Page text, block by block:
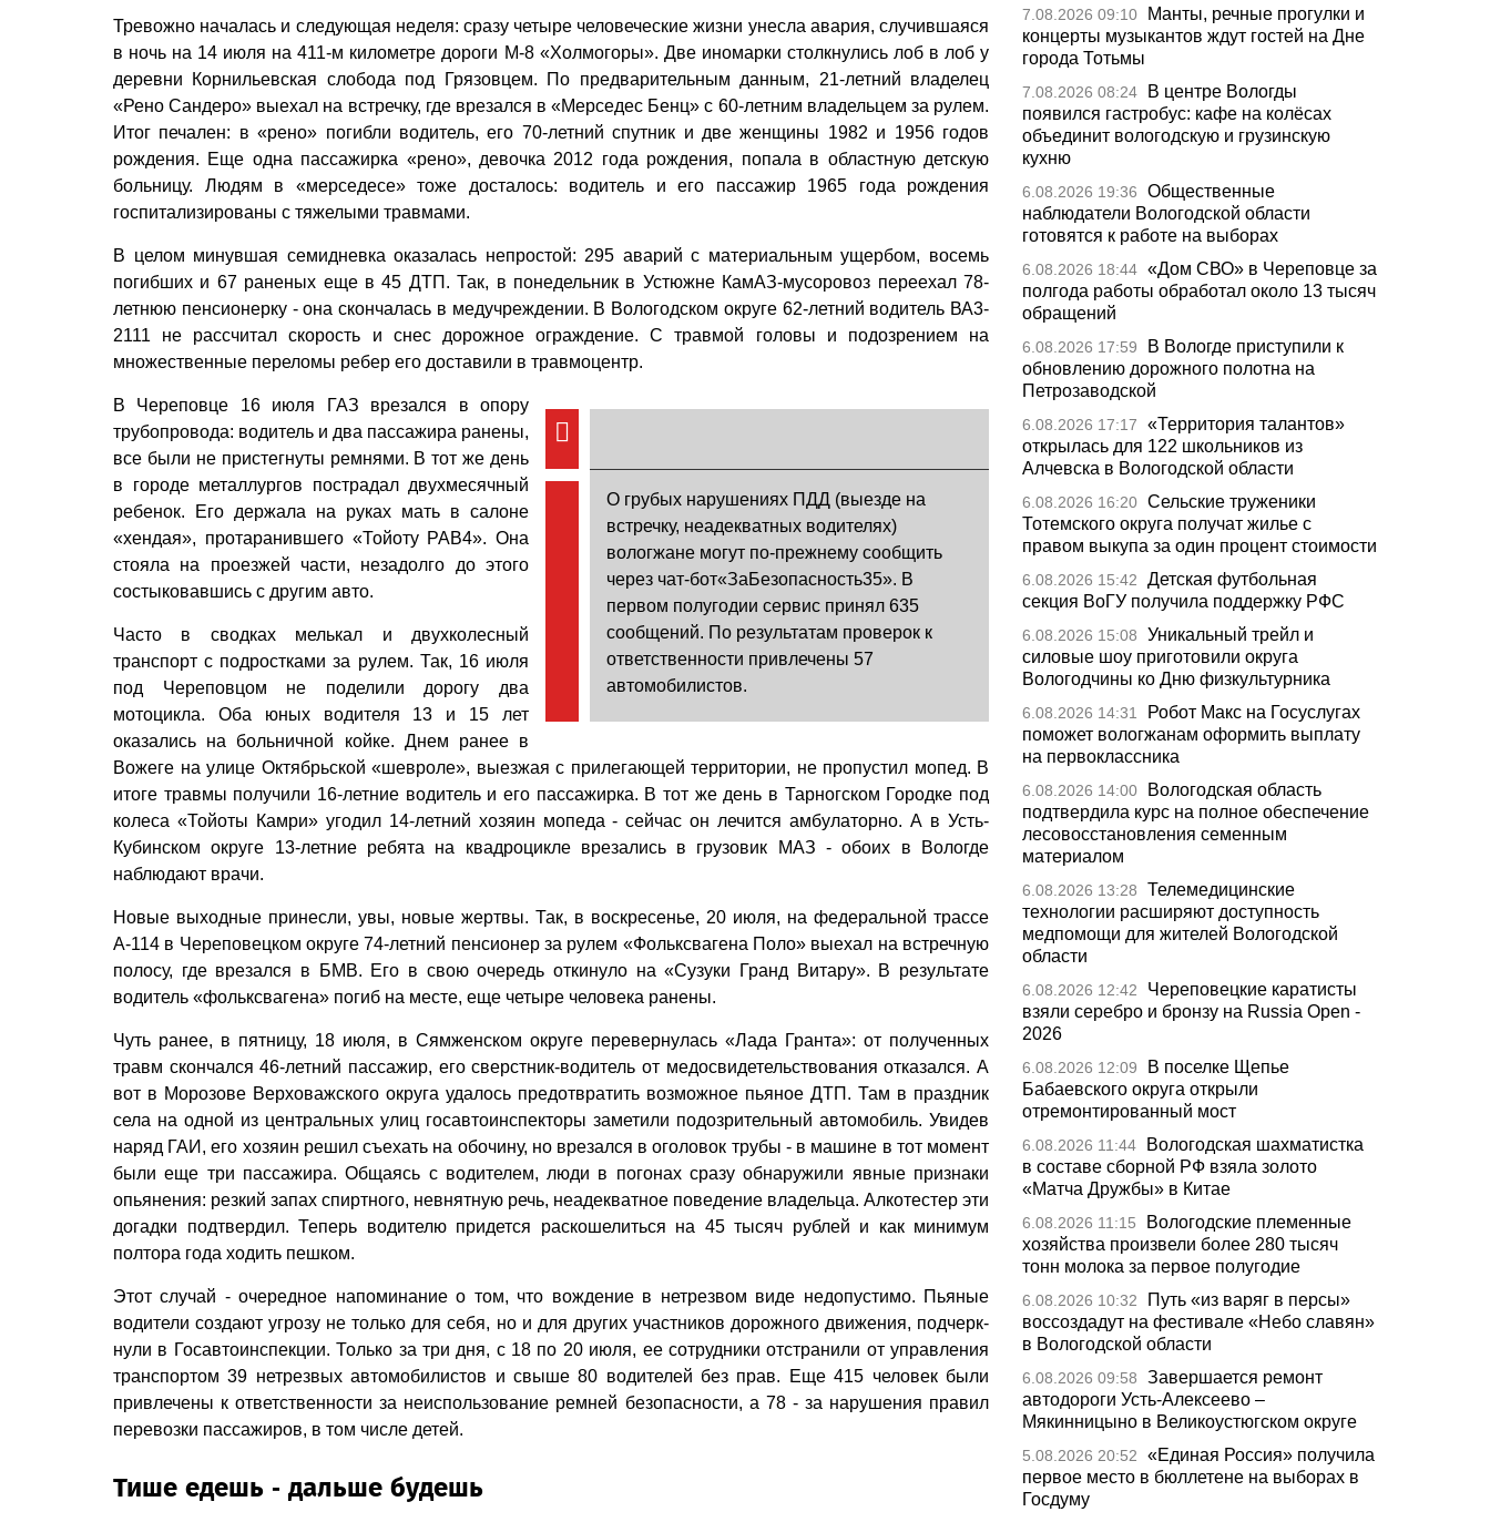
Тревожно началась и следующая неделя: сразу четыре человеческие жизни унесла авария, случившаяся
в ночь на 14 июля на 411-м километре дороги М-8 «Холмогоры». Две иномарки столк­нулись лоб в лоб у
деревни Корнильевская слобода под Грязовцем. По предварительным данным, 21-летний владелец
«Рено Сандеро» выехал на встречку, где врезался в «Мерседес Бенц» с 60-летним владельцем за рулем.
Итог печален: в «рено» погибли водитель, его 70-летний спутник и две женщины 1982 и 1956 годов
рождения. Еще одна пассажирка «рено», девочка 2012 года рождения, попала в областную детскую
больницу. Людям в «мерседесе» тоже досталось: водитель и его пассажир 1965 года рождения
госпитализированы с тяжелыми травмами.
В целом минувшая семидневка оказалась непростой: 295 аварий с материальным ущербом, восемь
погибших и 67 раненых еще в 45 ДТП. Так, в понедельник в Устюжне КамАЗ-мусоровоз переехал 78-
летнюю пенсионерку - она скончалась в медучреждении. В Вологодском округе 62-летний водитель ВА3-
2111 не рассчитал скорость и снес дорожное ограждение. С травмой головы и подозрением на
множественные переломы ребер его доставили в травмоцентр.
О грубых нарушениях ПДД (выезде на
встречку, неадекватных водителях)
вологжане могут по-прежнему сообщить
через чат-бот«ЗаБезопасность35». В
первом полугодии сервис принял 635
сообщений. По результатам проверок к
ответственности привлечены 57
автомобилистов.
В Череповце 16 июля ГАЗ врезался в опору
трубопровода: водитель и два пассажира ранены,
все были не пристегнуты ремнями. В тот же день
в городе металлургов пострадал двухмесячный
ребенок. Его держала на руках мать в салоне
«хендая», протаранившего «Тойоту РАВ4». Она
стояла на проезжей части, незадолго до этого
состыковавшись с другим авто.
Часто в сводках мелькал и двухколесный
транспорт с подростками за рулем. Так, 16 июля
под Череповцом не поделили дорогу два
мотоцикла. Оба юных водителя 13 и 15 лет
оказались на больничной койке. Днем ранее в
Вожеге на улице Октябрьской «шевроле», выезжая с прилегающей территории, не пропустил мопед. В
итоге травмы получили 16-летние водитель и его пассажирка. В тот же день в Тарногском Городке под
колеса «Тойоты Камри» угодил 14-летний хозяин мопеда - сейчас он лечится амбулаторно. А в Усть-
Кубинском округе 13-летние ребята на квадроцикле врезались в грузовик МАЗ - обоих в Вологде
наблюдают врачи.
Новые выходные принесли, увы, новые жертвы. Так, в воскресенье, 20 июля, на федеральной трассе
А-114 в Череповецком округе 74-летний пенсионер за рулем «Фольксвагена Поло» выехал на встречную
полосу, где врезался в БМВ. Его в свою очередь откинуло на «Сузуки Гранд Витару». В результате
водитель «фольксвагена» погиб на месте, еще четыре человека ранены.
Чуть ранее, в пятницу, 18 июля, в Сямженском округе перевернулась «Лада Гранта»: от полученных
травм скончался 46-летний пассажир, его сверстник-водитель от медосвидетельствования отказался. А
вот в Морозове Верховажского округа удалось предотвратить возможное пьяное ДТП. Там в праздник
села на одной из центральных улиц госавтоинспекторы заметили подозрительный автомобиль. Увидев
наряд ГАИ, его хозяин решил съехать на обочину, но врезался в оголовок трубы - в машине в тот момент
были еще три пассажира. Общаясь с водителем, люди в погонах сразу обнаружили явные признаки
опьянения: резкий запах спиртного, невнятную речь, неадекватное поведение владельца. Алкотестер эти
догадки подтвердил. Теперь водителю придется раскошелиться на 45 тысяч рублей и как минимум
полтора года ходить пешком.
Этот случай - очередное напоминание о том, что вождение в нетрезвом виде недопустимо. Пьяные
водители создают угрозу не только для себя, но и для других участников дорожного движения, подчерк­
нули в Госавтоинспекции. Только за три дня, с 18 по 20 июля, ее сотрудники отстранили от управления
транспортом 39 нетрезвых автомобилистов и свыше 80 водителей без прав. Еще 415 человек были
привлечены к ответственности за неиспользование ремней безопасности, а 78 - за нарушения правил
перевозки пассажиров, в том числе детей.
Тише едешь - дальше будешь
7.08.2026 09:10
Манты, речные прогулки и
концерты музыкантов ждут гостей на Дне
города Тотьмы
7.08.2026 08:24
В центре Вологды
появился гастробус: кафе на колёсах
объединит вологодскую и грузинскую
кухню
6.08.2026 19:36
Общественные
наблюдатели Вологодской области
готовятся к работе на выборах
6.08.2026 18:44 «Дом СВО» в Череповце за
полгода работы обработал около 13 тысяч
обращений
6.08.2026 17:59
В Вологде приступили к
обновлению дорожного полотна на
Петрозаводской
6.08.2026 17:17
«Территория талантов»
открылась для 122 школьников из
Алчевска в Вологодской области
6.08.2026 16:20 Сельские труженики
Тотемского округа получат жилье с
правом выкупа за один процент стоимости
6.08.2026 15:42
Детская футбольная
секция ВоГУ получила поддержку РФС
6.08.2026 15:08
Уникальный трейл и
силовые шоу приготовили округа
Вологодчины ко Дню физкультурника
6.08.2026 14:31
Робот Макс на Госуслугах
поможет вологжанам оформить выплату
на первоклассника
6.08.2026 14:00
Вологодская область
подтвердила курс на полное обеспечение
лесовосстановления семенным
материалом
6.08.2026 13:28
Телемедицинские
технологии расширяют доступность
медпомощи для жителей Вологодской
области
6.08.2026 12:42
Череповецкие каратисты
взяли серебро и бронзу на Russia Open -
2026
6.08.2026 12:09
В поселке Щепье
Бабаевского округа открыли
отремонтированный мост
6.08.2026 11:44
Вологодская шахматистка
в составе сборной РФ взяла золото
«Матча Дружбы» в Китае
6.08.2026 11:15
Вологодские племенные
хозяйства произвели более 280 тысяч
тонн молока за первое полугодие
6.08.2026 10:32
Путь «из варяг в персы»
воссоздадут на фестивале «Небо славян»
в Вологодской области
6.08.2026 09:58
Завершается ремонт
автодороги Усть-Алексеево –
Мякинницыно в Великоустюгском округе
5.08.2026 20:52
«Единая Россия» получила
первое место в бюллетене на выборах в
Госдуму